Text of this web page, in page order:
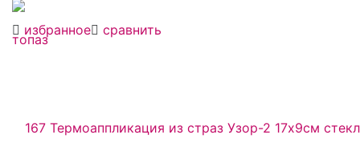
избранное сравнить